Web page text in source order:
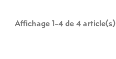
Affichage 1-4 de 4 article(s)